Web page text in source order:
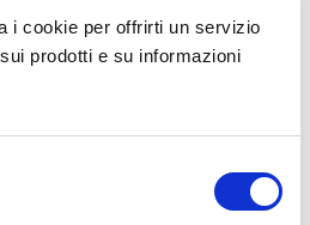
i cookie per offrirti un servizio
prodotti e su informazioni